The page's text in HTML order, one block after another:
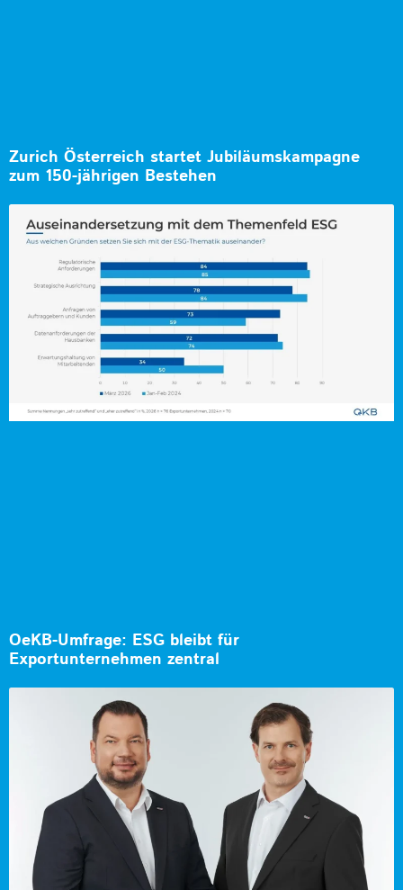
Zurich Österreich startet Jubiläumskampagne
zum 150-jährigen Bestehen
OeKB-Umfrage: ESG bleibt für
Exportunternehmen zentral